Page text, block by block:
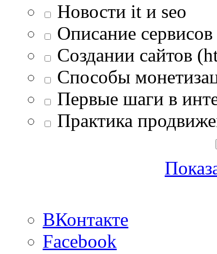
Новости it и seo
Описание
Создании сайтов
Способы
Первые шаги в
Практика
ВКонтакте
Facebook